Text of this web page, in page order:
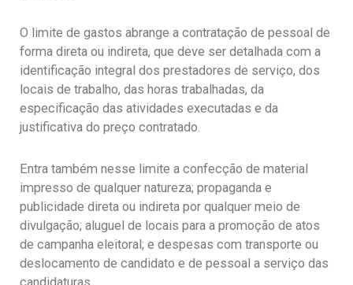
O limite de gastos abrange a contratação de pessoal de
forma direta ou indireta, que deve ser detalhada com a
identificação integral dos prestadores de serviço, dos
locais de trabalho, das horas trabalhadas, da
especificação das atividades executadas e da
justificativa do preço contratado.
Entra também nesse limite a confecção de material
impresso de qualquer natureza; propaganda e
publicidade direta ou indireta por qualquer meio de
divulgação; aluguel de locais para a promoção de atos
de campanha eleitoral; e despesas com transporte ou
deslocamento de candidato e de pessoal a serviço das